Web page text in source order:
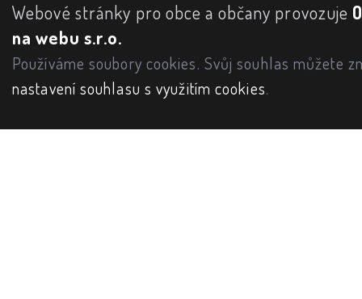
Webové stránky pro obce a občany provozuje
na webu s.r.o.
Používáme soubory cookies. Svůj souhlas můžete
nastavení souhlasu s využitím cookies.